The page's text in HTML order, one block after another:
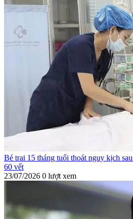
Bé trai 15 tháng tuổi thoát nguy kịch
60 vết
23/07/2026 0 lượt xem